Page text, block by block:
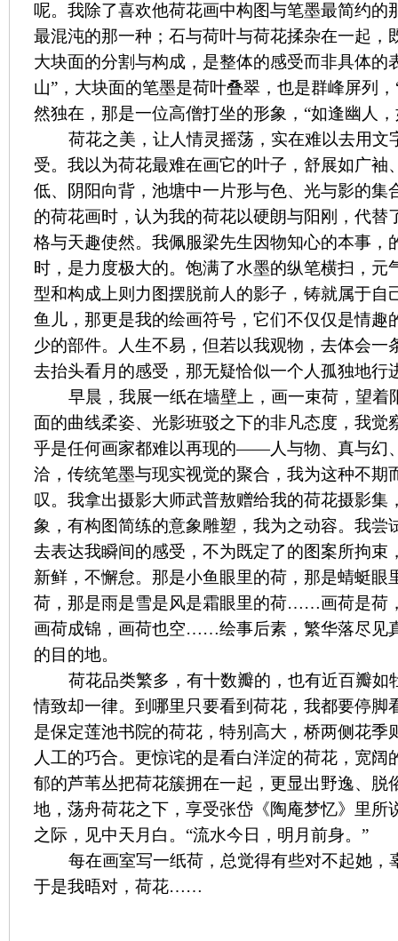
呢。我除了喜欢他荷花画中构图与笔墨最简约的
最混沌的那一种；石与荷叶与荷花揉杂在一起，
大块面的分割与构成，是整体的感受而非具体的
山”，大块面的笔墨是荷叶叠翠，也是群峰屏列
然独在，那是一位高僧打坐的形象，“如逢幽人
荷花之美，让人情灵摇荡，实在难以去用文
受。我以为荷花最难在画它的叶子，舒展如广袖
低、阴阳向背，池塘中一片形与色、光与影的集
的荷花画时，认为我的荷花以硬朗与阳刚，代替
格与天趣使然。我佩服梁先生因物知心的本事，
时，是力度极大的。饱满了水墨的纵笔横扫，元
型和构成上则力图摆脱前人的影子，铸就属于自
鱼儿，那更是我的绘画符号，它们不仅仅是情趣
少的部件。人生不易，但若以我观物，去体会一
去抬头看月的感受，那无疑恰似一个人孤独地行
早晨，我展一纸在墙壁上，画一束荷，望着
面的曲线柔姿、光影班驳之下的非凡态度，我觉
乎是任何画家都难以再现的——人与物、真与幻
洽，传统笔墨与现实视觉的聚合，我为这种不期
叹。我拿出摄影大师武普敖赠给我的荷花摄影集
象，有构图简练的意象雕塑，我为之动容。我尝
去表达我瞬间的感受，不为既定了的图案所拘束
新鲜，不懈怠。那是小鱼眼里的荷，那是蜻蜓眼
荷，那是雨是雪是风是霜眼里的荷……画荷是荷
画荷成锦，画荷也空……绘事后素，繁华落尽见
的目的地。
荷花品类繁多，有十数瓣的，也有近百瓣如
情致却一律。到哪里只要看到荷花，我都要停脚
是保定莲池书院的荷花，特别高大，桥两侧花季
人工的巧合。更惊诧的是看白洋淀的荷花，宽阔
郁的芦苇丛把荷花簇拥在一起，更显出野逸、脱
地，荡舟荷花之下，享受张岱《陶庵梦忆》里所
之际，见中天月白。“流水今日，明月前身。”
每在画室写一纸荷，总觉得有些对不起她，
于是我晤对，荷花……